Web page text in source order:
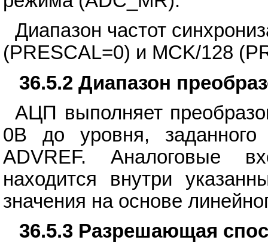
Диапазон частот
(PRESCAL=0) и MCK/128
36.5.2 Диапазон
АЦП выполняет
0В до уровня,
ADVREF. Аналоговые
находится внутри
значения на основе
36.5.3 Разрешающая